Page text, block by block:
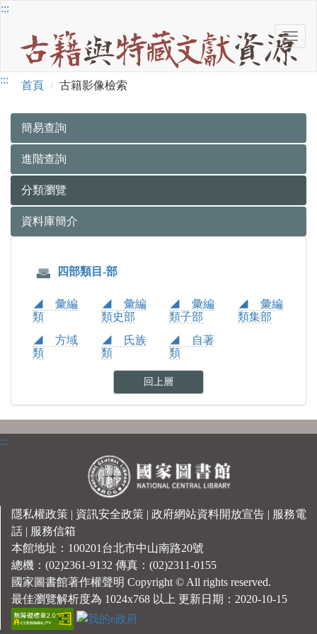
跳
內
容
:::
古
與
特
文
獻
資
源
:::
古
影
像
檢
索
首頁 古籍影像檢索
簡易查詢
進階查詢
分類瀏覽
資料庫簡介
類
覽
四部類目-部
◢ 彙編
類
◢ 彙編
類史部
◢ 彙編
類子部
◢ 彙編
類集部
◢ 方域
類
◢ 氏族
類
◢ 自著
類
回上層
:::
隱私權政策 | 資訊安全政策 | 政府網站資料開放宣告 | 服務電
話 | 服務信箱
本館地址：100201台北市中山南路20號
總機：(02)2361-9132 傳真：(02)2311-0155
國家圖書館著作權聲明 Copyright © All rights reserved.
最佳瀏覽解析度為 1024x768 以上 更新日期：2020-10-15